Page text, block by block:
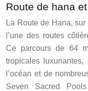
Route de hana
La Route de Hana,
l’une des routes
Ce parcours de 64
tropicales
l’océan et de
Seven Sacred